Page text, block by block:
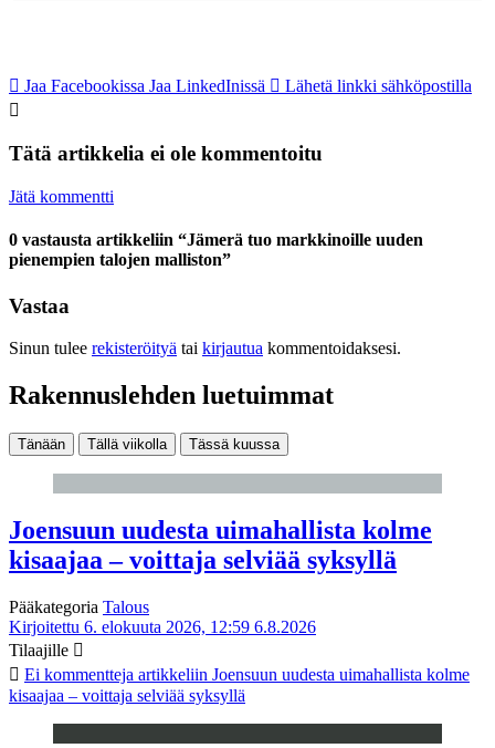
Jaa Facebookissa Jaa LinkedInissä Lähetä linkki sähköpostilla
Tätä artikkelia ei ole kommentoitu
Jätä kommentti
0 vastausta artikkeliin “Jämerä tuo markkinoille uuden
pienempien talojen malliston”
Vastaa
Sinun tulee rekisteröityä tai kirjautua kommentoidaksesi.
Rakennuslehden luetuimmat
Tänään Tällä viikolla Tässä kuussa
Joensuun uudesta uimahallista kolme
kisaajaa – voittaja selviää syksyllä
Pääkategoria Talous
Kirjoitettu 6. elokuuta 2026, 12:59 6.8.2026
Tilaajille
Ei kommentteja artikkeliin Joensuun uudesta uimahallista kolme
kisaajaa – voittaja selviää syksyllä